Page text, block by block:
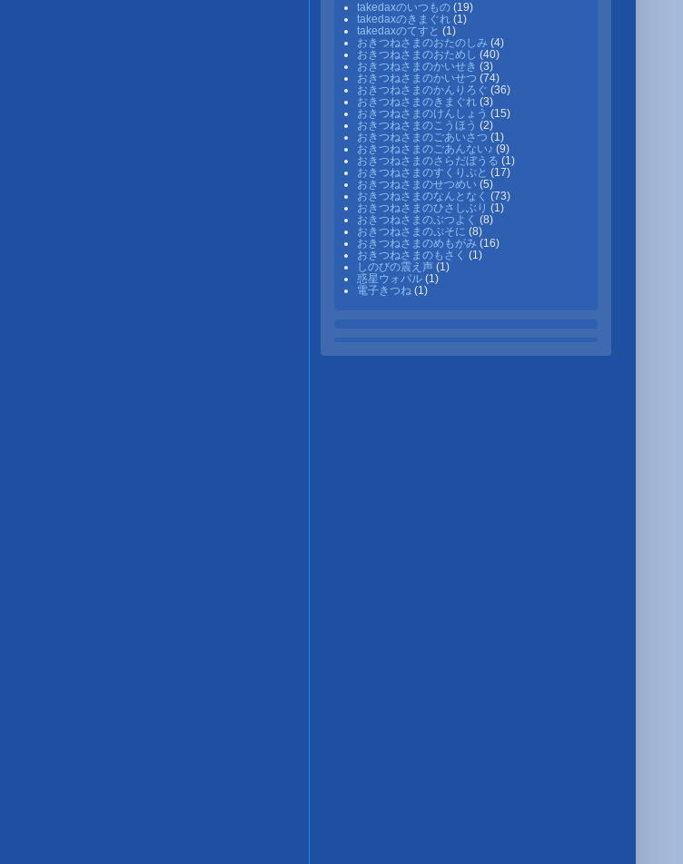
takedaxのいつもの (19)
takedaxのきまぐれ (1)
takedaxのてすと (1)
おきつねさまのおたのしみ (4)
おきつねさまのおためし (40)
おきつねさまのかいせき (3)
おきつねさまのかいせつ (74)
おきつねさまのかんりろぐ (36)
おきつねさまのきまぐれ (3)
おきつねさまのけんしょう (15)
おきつねさまのこうほう (2)
おきつねさまのごあいさつ (1)
おきつねさまのごあんない♪ (9)
おきつねさまのさらだぼうる (1)
おきつねさまのすくりぷと (17)
おきつねさまのせつめい (5)
おきつねさまのなんとなく (73)
おきつねさまのひさしぶり (1)
おきつねさまのぶつよく (8)
おきつねさまのぷそに (8)
おきつねさまのめもがみ (16)
おきつねさまのもさく (1)
しのびの震え声 (1)
惑星ウォパル (1)
電子きつね (1)